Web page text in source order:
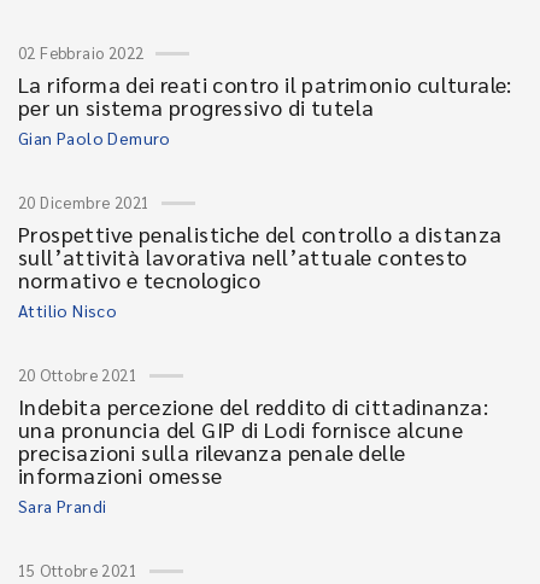
02 Febbraio 2022
La riforma dei reati contro il patrimonio culturale:
per un sistema progressivo di tutela
Gian Paolo Demuro
20 Dicembre 2021
Prospettive penalistiche del controllo a distanza
sull’attività lavorativa nell’attuale contesto
normativo e tecnologico
Attilio Nisco
20 Ottobre 2021
Indebita percezione del reddito di cittadinanza:
una pronuncia del GIP di Lodi fornisce alcune
precisazioni sulla rilevanza penale delle
informazioni omesse
Sara Prandi
15 Ottobre 2021